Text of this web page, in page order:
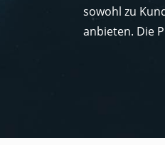
sowohl zu
anbieten. Die